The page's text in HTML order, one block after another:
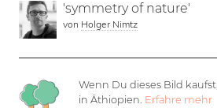
'symmetry of nature'
von Holger Nimtz
Wenn Du dieses Bild
in Äthiopien. Erfahre mehr